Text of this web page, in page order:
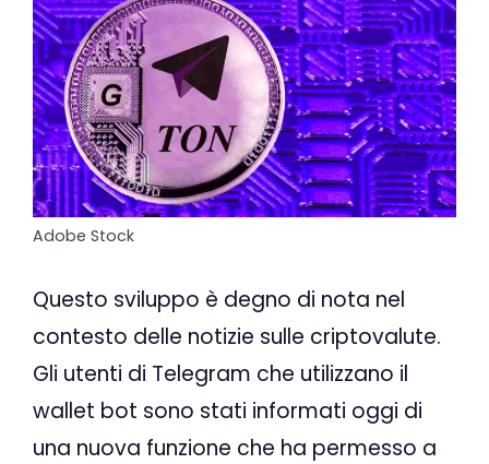
Adobe Stock
Questo sviluppo è degno di nota nel
contesto delle notizie sulle criptovalute.
Gli utenti di Telegram che utilizzano il
wallet bot sono stati informati oggi di
una nuova funzione che ha permesso a